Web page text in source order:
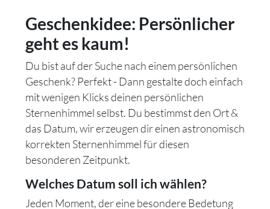
Geschenkidee: Persönlicher
geht es kaum!
Du bist auf der Suche nach einem persönlichen
Geschenk? Perfekt - Dann gestalte doch einfach
mit wenigen Klicks deinen persönlichen
Sternenhimmel selbst. Du bestimmst den Ort &
das Datum, wir erzeugen dir einen astronomisch
korrekten Sternenhimmel für diesen
besonderen Zeitpunkt.
Welches Datum soll ich wählen?
Jeden Moment, der eine besondere Bedetung